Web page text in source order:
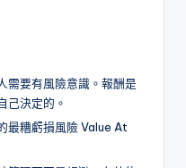
需要有風險意識。報酬是
己決定的。
最糟虧損風險 Value At